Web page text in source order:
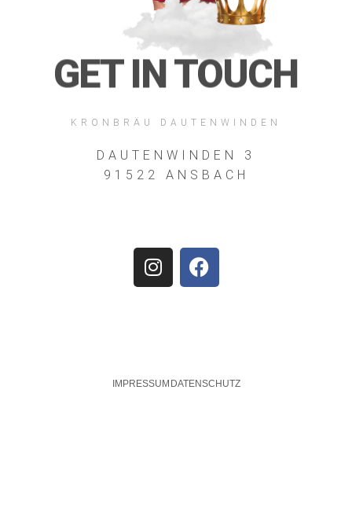
GET IN TOUCH
KRONBRÄU DAUTENWINDEN
DAUTENWINDEN 3
91522 ANSBACH
IMPRESSUM DATENSCHUTZ